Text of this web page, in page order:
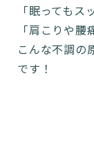
「眠ってもス
「肩こりや腰
こんな不調の
です！